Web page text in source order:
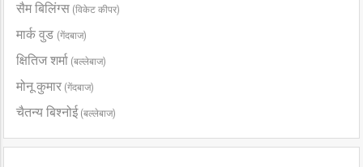
सैम बिलिंग्स (विकेट कीपर)
मार्क वुड (गेंदबाज)
क्षितिज शर्मा (बल्लेबाज)
मोनू कुमार (गेंदबाज)
चैतन्य बिश्नोई(बल्लेबाज)